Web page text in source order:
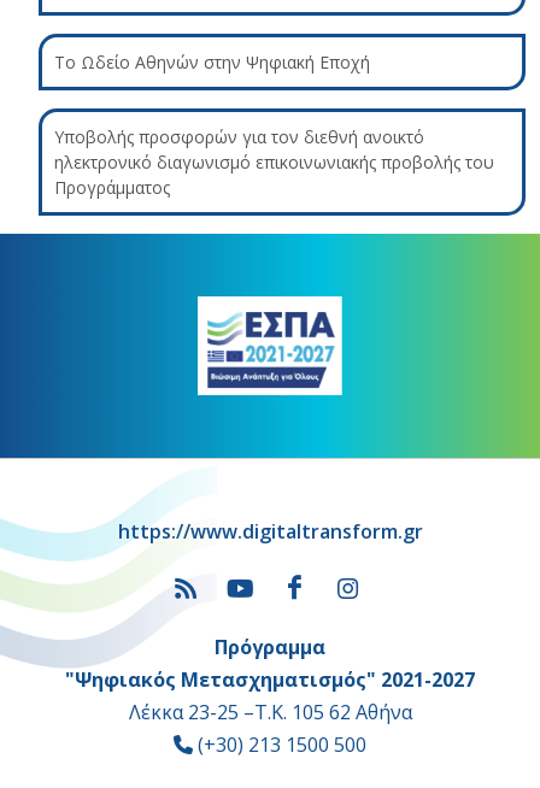
Το Ωδείο Αθηνών στην Ψηφιακή Εποχή
Υποβολής προσφορών για τον διεθνή ανοικτό
ηλεκτρονικό διαγωνισμό επικοινωνιακής προβολής του
Προγράμματος
https://www.digitaltransform.gr
Πρόγραμμα
"Ψηφιακός Μετασχηματισμός" 2021-2027
Λέκκα 23-25 –Τ.Κ. 105 62 Αθήνα
(+30) 213 1500 500